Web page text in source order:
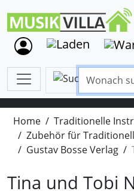
Home
Traditionelle
Zubehör für
Gustav Bosse Verlag
Tina und Tobi